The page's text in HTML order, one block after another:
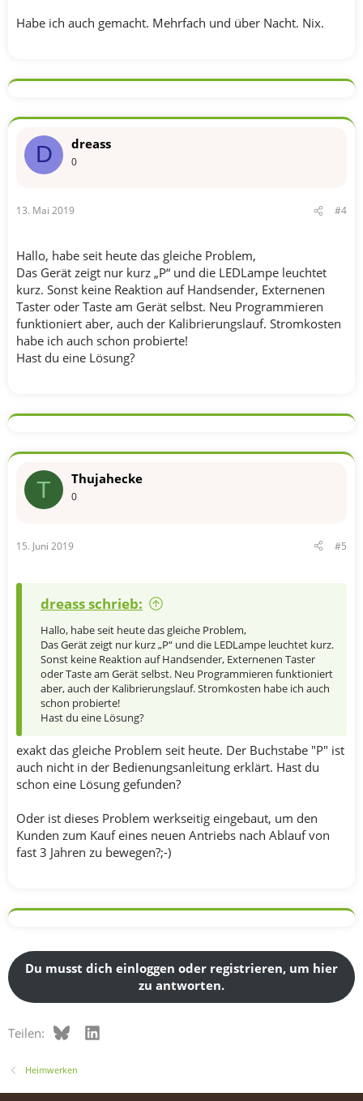
Habe ich auch gemacht. Mehrfach und über Nacht. Nix.
D dreass
0
13. Mai 2019 #4
Hallo, habe seit heute das gleiche Problem,
Das Gerät zeigt nur kurz „P“ und die LEDLampe leuchtet
kurz. Sonst keine Reaktion auf Handsender, Externenen
Taster oder Taste am Gerät selbst. Neu Programmieren
funktioniert aber, auch der Kalibrierungslauf. Stromkosten
habe ich auch schon probierte!
Hast du eine Lösung?
T Thujahecke
0
15. Juni 2019 #5
dreass schrieb:
Hallo, habe seit heute das gleiche Problem,
Das Gerät zeigt nur kurz „P“ und die LEDLampe leuchtet kurz.
Sonst keine Reaktion auf Handsender, Externenen Taster
oder Taste am Gerät selbst. Neu Programmieren funktioniert
aber, auch der Kalibrierungslauf. Stromkosten habe ich auch
schon probierte!
Hast du eine Lösung?
exakt das gleiche Problem seit heute. Der Buchstabe "P" ist
auch nicht in der Bedienungsanleitung erklärt. Hast du
schon eine Lösung gefunden?
Oder ist dieses Problem werkseitig eingebaut, um den
Kunden zum Kauf eines neuen Antriebs nach Ablauf von
fast 3 Jahren zu bewegen?;-)
Du musst dich einloggen oder registrieren, um hier
zu antworten.
Teilen: BlueskyLinkedIn
Heimwerken